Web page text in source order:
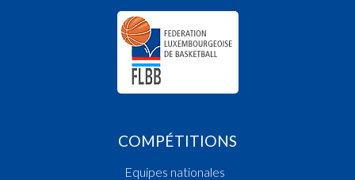
COMPÉTITIONS
Equipes nationales